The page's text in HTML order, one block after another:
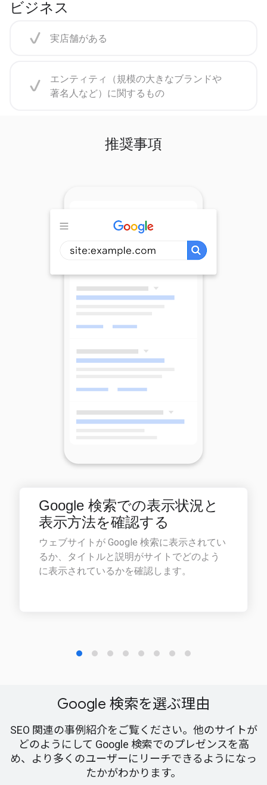
Google 検索を選ぶ理由
SEO 関連の事例紹介をご覧ください。他のサイトが
どのようにして Google 検索でのプレゼンスを高
め、より多くのユーザーにリーチできるようになっ
たかがわかります。